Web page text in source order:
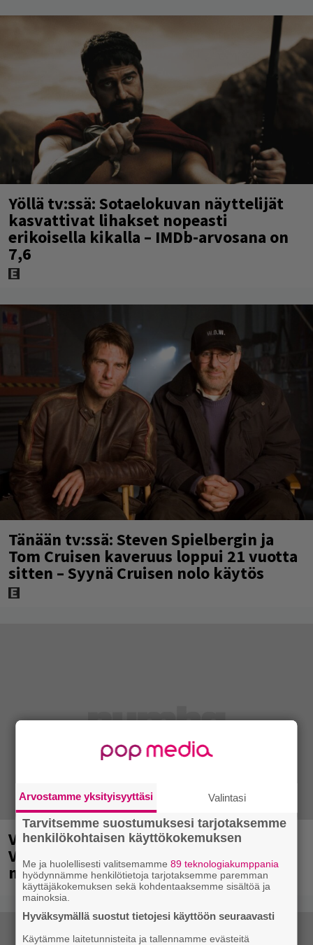
Yöllä tv:ssä: Sotaelokuvan näyttelijät
kasvattivat lihakset nopeasti
erikoisella kikalla – IMDb-arvosana on
7,6
Tänään tv:ssä: Steven Spielbergin ja
Tom Cruisen kaveruus loppui 21 vuotta
sitten – Syynä Cruisen nolo käytös
Valtava Yle 100 vuotta -tapahtuma
Veikkaus Arenalla syyskuussa – muista
myös metalliklassikot-konsertti
Arvostamme yksityisyyttäsi Valintasi
Tarvitsemme suostumuksesi tarjotaksemme
henkilökohtaisen käyttökokemuksen
Me ja huolellisesti valitsemamme89 teknologiakumppania
hyödynnämme henkilötietoja tarjotaksemme paremman
käyttäjäkokemuksen sekä kohdentaaksemme sisältöä ja
mainoksia.
Hyväksymällä suostut tietojesi käyttöön seuraavasti
Käytämme laitetunnisteita ja tallennamme evästeitä